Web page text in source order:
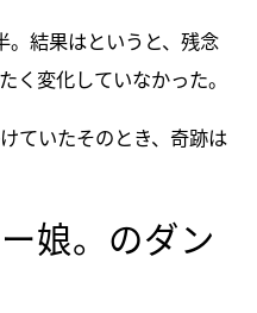
。結果はというと、残念
く変化していなかった。
ていたそのとき、奇跡は
娘。のダン